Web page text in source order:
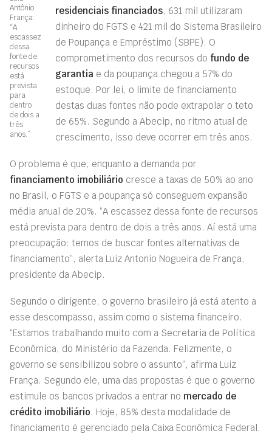
Antônio
França:
“A
escassez
dessa
fonte de
recursos
está
prevista
para
dentro
de dois a
três
anos.”
residenciais financiados, 631 mil utilizaram
dinheiro do FGTS e 421 mil do Sistema Brasileiro
de Poupança e Empréstimo (SBPE). O
comprometimento dos recursos do fundo de
garantia e da poupança chegou a 57% do
estoque. Por lei, o limite de financiamento
destas duas fontes não pode extrapolar o teto
de 65%. Segundo a Abecip, no ritmo atual de
crescimento, isso deve ocorrer em três anos.
O problema é que, enquanto a demanda por
financiamento imobiliário cresce a taxas de 50% ao ano
no Brasil, o FGTS e a poupança só conseguem expansão
média anual de 20%. “A escassez dessa fonte de recursos
está prevista para dentro de dois a três anos. Aí está uma
preocupação: temos de buscar fontes alternativas de
financiamento”, alerta Luiz Antonio Nogueira de França,
presidente da Abecip.
Segundo o dirigente, o governo brasileiro já está atento a
esse descompasso, assim como o sistema financeiro.
“Estamos trabalhando muito com a Secretaria de Política
Econômica, do Ministério da Fazenda. Felizmente, o
governo se sensibilizou sobre o assunto”, afirma Luiz
França. Segundo ele, uma das propostas é que o governo
estimule os bancos privados a entrar no mercado de
crédito imobiliário. Hoje, 85% desta modalidade de
financiamento é gerenciado pela Caixa Econômica Federal.